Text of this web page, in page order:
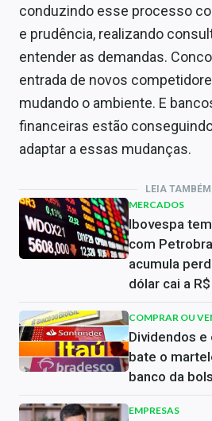
conduzindo esse processo
e prudência, realizando
entender as demandas.
entrada de novos
mudando o ambiente. E
financeiras estão
adaptar a essas mudanças.
LEIA TAMBÉM
MERCADOS
Ibovespa
com
acumula
dólar cai a
COMPRAR OU
Dividendos
bate o
banco da
EMPRESAS